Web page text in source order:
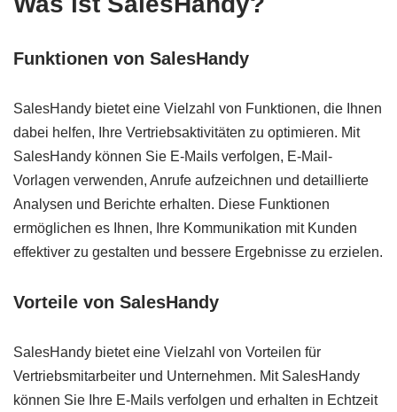
Funktionen von SalesHandy
SalesHandy bietet eine Vielzahl von Funktionen, die Ihnen
dabei helfen, Ihre Vertriebsaktivitäten zu optimieren. Mit
SalesHandy können Sie E-Mails verfolgen, E-Mail-
Vorlagen verwenden, Anrufe aufzeichnen und detaillierte
Analysen und Berichte erhalten. Diese Funktionen
ermöglichen es Ihnen, Ihre Kommunikation mit Kunden
effektiver zu gestalten und bessere Ergebnisse zu erzielen.
Vorteile von SalesHandy
SalesHandy bietet eine Vielzahl von Vorteilen für
Vertriebsmitarbeiter und Unternehmen. Mit SalesHandy
können Sie Ihre E-Mails verfolgen und erhalten in Echtzeit